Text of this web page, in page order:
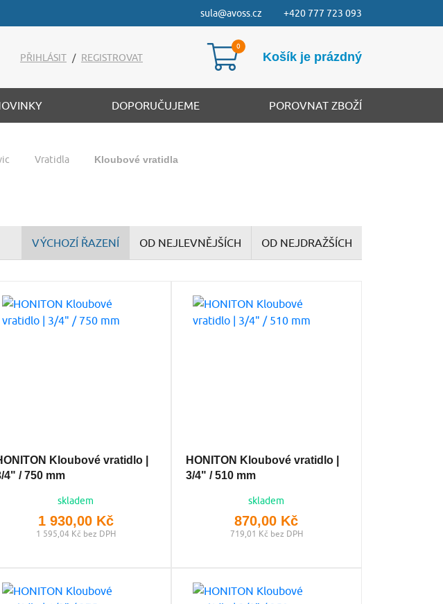
sula@avoss.cz +420 777 723 093
PŘIHLÁSIT / REGISTROVAT Košík je prázdný
DOPORUČUJEME POROVNAT ZBOŽÍ
Vratidla Kloubové vratidla
VÝCHOZÍ ŘAZENÍ OD NEJLEVNĚJŠÍCH OD NEJDRAŽŠÍCH
Kloubové vratidlo |
4" / 750 mm
skladem
1 930,00 Kč
1 595,04 Kč bez DPH
HONITON Kloubové vratidlo |
3/4" / 510 mm
skladem
870,00 Kč
719,01 Kč bez DPH